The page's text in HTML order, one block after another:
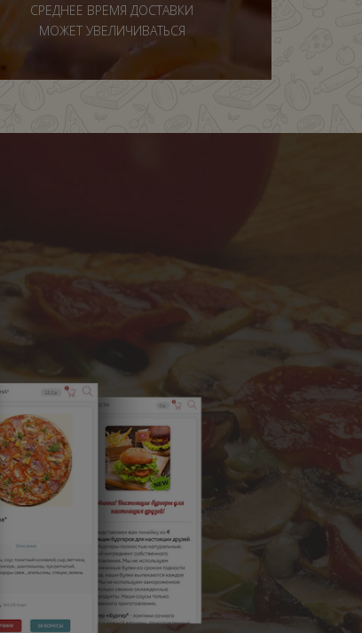
СРЕДНЕЕ ВРЕМЯ ДОСТАВКИ
МОЖЕТ УВЕЛИЧИВАТЬСЯ